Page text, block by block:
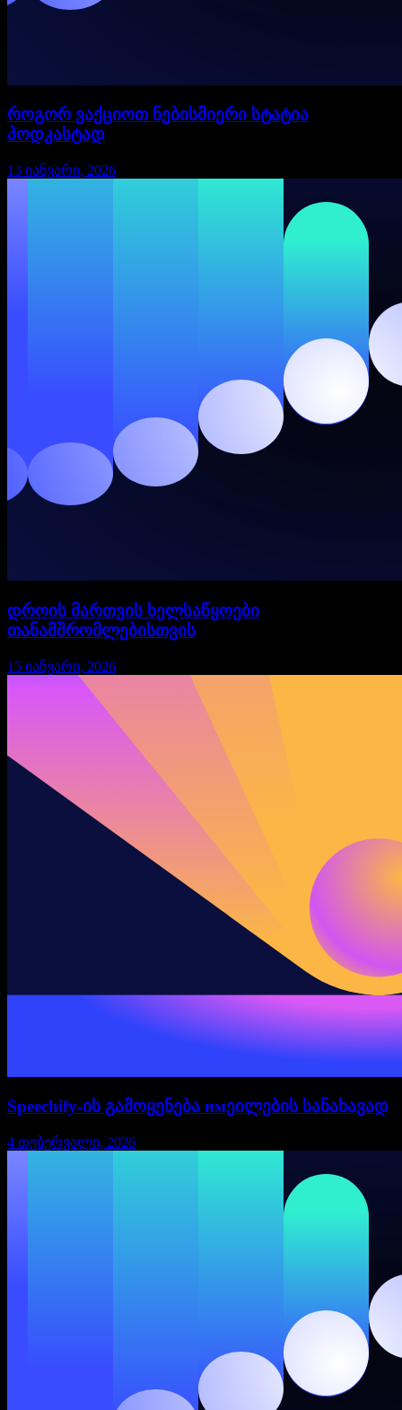
როგორ ვაქციოთ ნებისმიერი სტატია
პოდკასტად
13 იანვარი, 2026
დროის მართვის ხელსაწყოები
თანამშრომლებისთვის
15 იანვარი, 2026
Speechify-ის გამოყენება имეილების სანახავად
4 თებერვალი, 2026